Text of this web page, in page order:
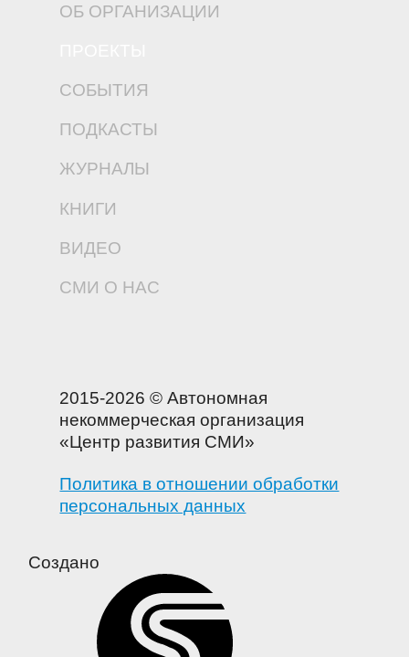
ОБ ОРГАНИЗАЦИИ
СОБЫТИЯ
ПОДКАСТЫ
ЖУРНАЛЫ
КНИГИ
ВИДЕО
СМИ О НАС
2015-2026 © Автономная
некоммерческая организация
«Центр развития СМИ»
Политика в отношении обработки
персональных данных
Создано